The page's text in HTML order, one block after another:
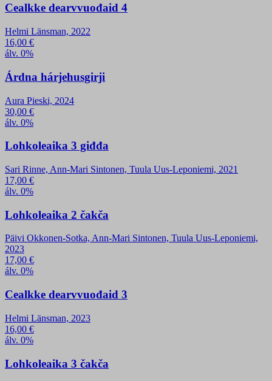
Cealkke dearvvuođaid 4
Helmi Länsman, 2022
16,00 €
álv. 0%
Árdna hárjehusgirji
Aura Pieski, 2024
30,00 €
álv. 0%
Lohkoleaika 3 giđđa
Sari Rinne, Ann-Mari Sintonen, Tuula Uus-Leponiemi, 2021
17,00 €
álv. 0%
Lohkoleaika 2 čakča
Päivi Okkonen-Sotka, Ann-Mari Sintonen, Tuula Uus-Leponiemi,
2023
17,00 €
álv. 0%
Cealkke dearvvuođaid 3
Helmi Länsman, 2023
16,00 €
álv. 0%
Lohkoleaika 3 čakča